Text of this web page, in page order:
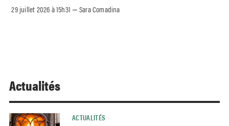
29 juillet 2026 à 15h31 –Sara Comadina
Actualités
ACTUALITÉS